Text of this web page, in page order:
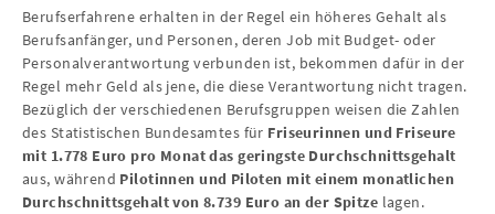
Berufserfahrene erhalten in der Regel ein höheres Gehalt als
Berufsanfänger, und Personen, deren Job mit Budget- oder
Personalverantwortung verbunden ist, bekommen dafür in der
Regel mehr Geld als jene, die diese Verantwortung nicht tragen.
Bezüglich der verschiedenen Berufsgruppen weisen die Zahlen
des Statistischen Bundesamtes für Friseurinnen und Friseure
mit 1.778 Euro pro Monat das geringste Durchschnittsgehalt
aus, während Pilotinnen und Piloten mit einem monatlichen
Durchschnittsgehalt von 8.739 Euro an der Spitze lagen.